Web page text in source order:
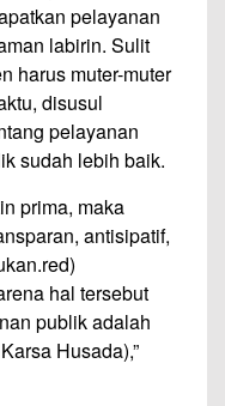
pelayanan
labirin. Sulit
harus muter-muter
disusul
pelayanan
sudah lebih baik.
prima, maka
antisipatif,
hal tersebut
publik adalah
Husada),”